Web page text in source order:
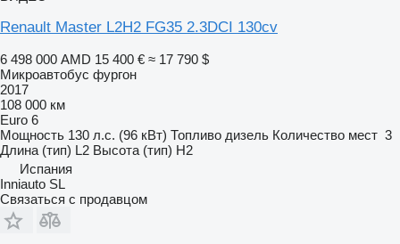
Renault Master L2H2 FG35 2.3DCI 130cv
6 498 000 AMD 15 400 € ≈ 17 790 $
Микроавтобус фургон
2017
108 000 км
Euro 6
Мощность 130 л.с. (96 кВт) Топливо дизель Количество мест 3
Длина (тип) L2 Высота (тип) H2
Испания
Inniauto SL
Связаться с продавцом